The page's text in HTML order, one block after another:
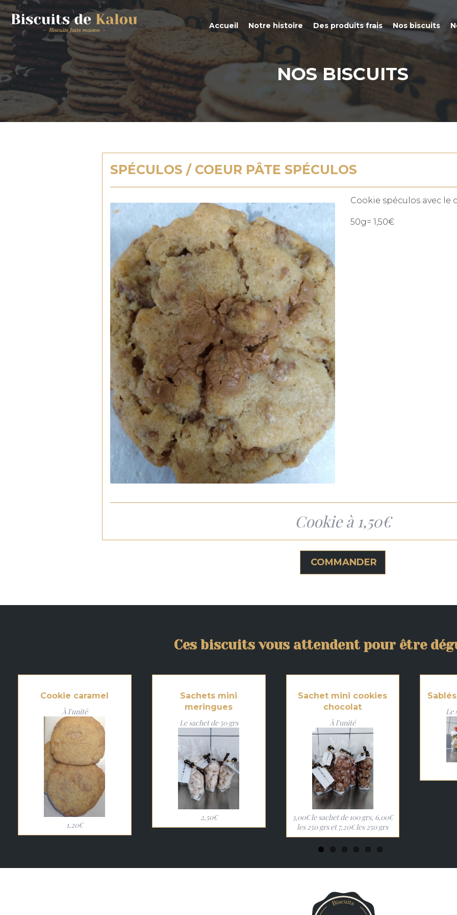
Accueil Notre histoire Des produits frais Nos biscuits
NOS BISCUITS
SPÉCULOS / COEUR PÂTE SPÉCULOS
Cookie spéculos avec
50g= 1,50€
Cookie à 1,50€
COMMANDER
Ces biscuits vous attendent pour être
Cookie caramel
À l'unité
1,20€
Sachets mini
meringues
Le sachet de 50 grs
2,50€
Sachet mini cookies
chocolat
À l'unité
3,00€ le sachet de 100 grs, 6,00€
les 250 grs et 7,20€ les 250 grs
Le